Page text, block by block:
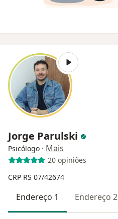
Jorge Parulski
Psicólogo · Mais
20 opiniões
CRP RS 07/42674
Endereço 1 Endereço 2